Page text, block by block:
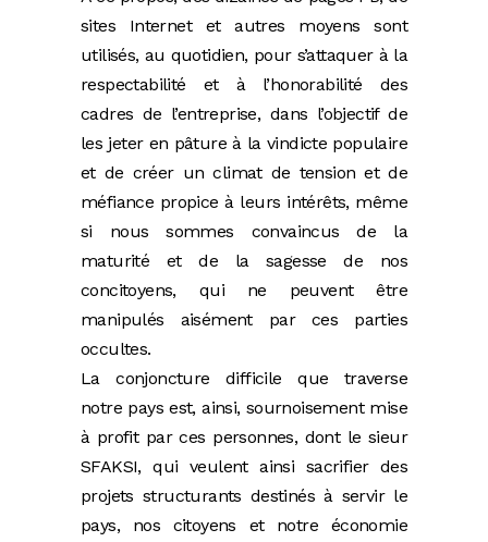
sites Internet et autres moyens sont
utilisés, au quotidien, pour s’attaquer à la
respectabilité et à l’honorabilité des
cadres de l’entreprise, dans l’objectif de
les jeter en pâture à la vindicte populaire
et de créer un climat de tension et de
méfiance propice à leurs intérêts, même
si nous sommes convaincus de la
maturité et de la sagesse de nos
concitoyens, qui ne peuvent être
manipulés aisément par ces parties
occultes.
La conjoncture difficile que traverse
notre pays est, ainsi, sournoisement mise
à profit par ces personnes, dont le sieur
SFAKSI, qui veulent ainsi sacrifier des
projets structurants destinés à servir le
pays, nos citoyens et notre économie